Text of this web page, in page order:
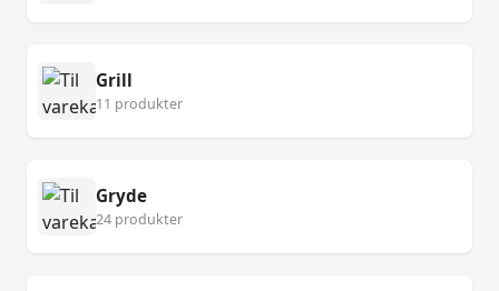
Grill
11 produkter
Gryde
24 produkter